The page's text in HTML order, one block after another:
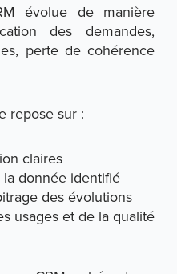
évolue de manière
des demandes,
perte de cohérence
repose sur :
claires
donnée identifié
des évolutions
usages et de la qualité